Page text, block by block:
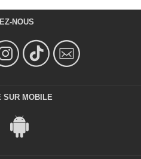
NOUS
SUR MOBILE